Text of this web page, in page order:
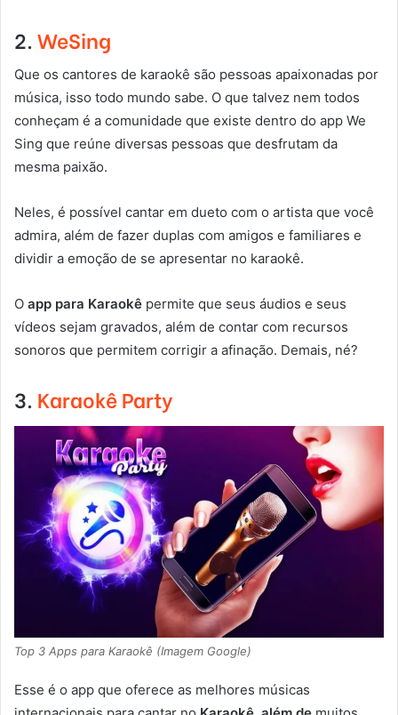
2. WeSing
Que os cantores de karaokê são pessoas apaixonadas por
música, isso todo mundo sabe. O que talvez nem todos
conheçam é a comunidade que existe dentro do app We
Sing que reúne diversas pessoas que desfrutam da
mesma paixão.
Neles, é possível cantar em dueto com o artista que você
admira, além de fazer duplas com amigos e familiares e
dividir a emoção de se apresentar no karaokê.
O app para Karaokê permite que seus áudios e seus
vídeos sejam gravados, além de contar com recursos
sonoros que permitem corrigir a afinação. Demais, né?
3. Karaokê Party
Top 3 Apps para Karaokê (Imagem Google)
Esse é o app que oferece as melhores músicas